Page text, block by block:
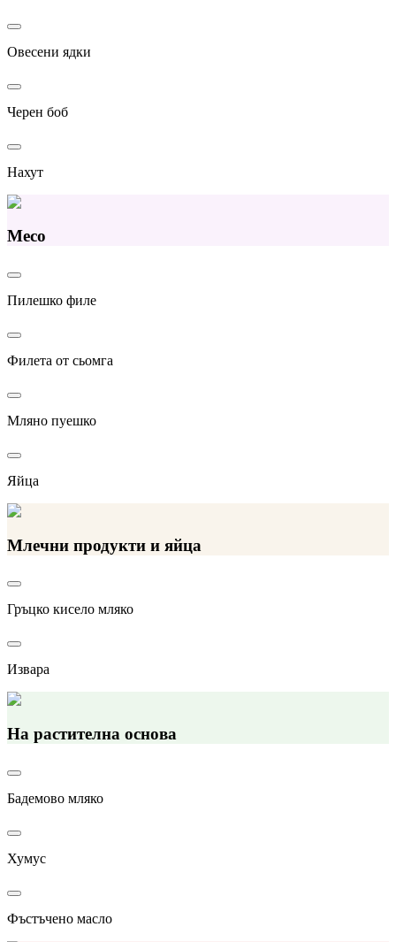
Овесени ядки
Черен боб
Нахут
Месо
Пилешко филе
Филета от сьомга
Мляно пуешко
Яйца
Млечни продукти и яйца
Гръцко кисело мляко
Извара
На растителна основа
Бадемово мляко
Хумус
Фъстъчено масло